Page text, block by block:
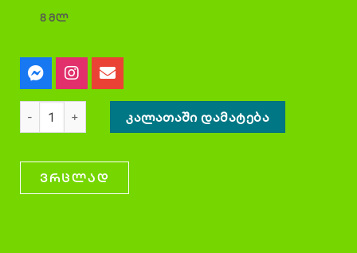
8 მლ
ᲙᲐᲚᲐᲗᲐᲨᲘ ᲓᲐᲛᲐᲢᲔᲑᲐ
ვრცლად